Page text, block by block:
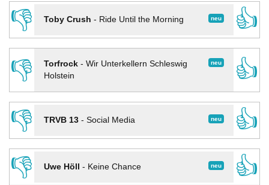
👎
neu
Toby Crush - Ride Until the Morning
👍
👎
neu
Torfrock- Wir Unterkellern Schleswig
Holstein
👍
👎
neu
TRVB 13- Social Media
👍
👎
neu
Uwe Höll - Keine Chance
👍